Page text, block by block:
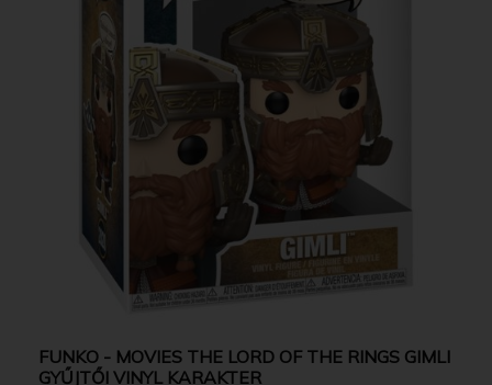
FUNKO - MOVIES THE LORD OF THE RINGS GIMLI
GYŰJTŐI VINYL KARAKTER